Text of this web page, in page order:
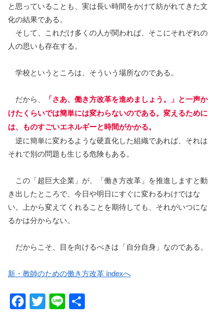
と思っていることも、実は長い時間をかけて紡がれてきた文
化の結果である。
そして、これだけ多くの人が関われば、そこにそれぞれの
人の思いも存在する。
学校というところは、そういう場所なのである。
だから、
「さあ、働き方改革を進めましょう。」と一声か
けたくらいでは簡単には変わらないのである。変えるために
は、ものすごいエネルギーと時間がかかる。
逆に簡単に変わるような硬直化した組織であれば、それは
それで別の問題も生じる危険もある。
この「超巨大企業」が、「働き方改革」を推進しますと動
き出したところで、今日や明日にすぐに変わるわけではな
い。上から変えてくれることを期待しても、それがいつにな
るかは分からない。
だからこそ、目を向けるべきは「自分自身」なのである。
新・教師のための働き方改革 indexへ
F T Li